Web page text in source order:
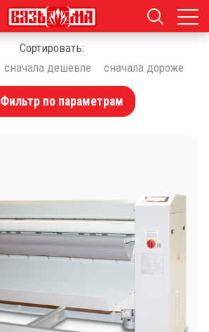
Сортировать:
сначала дешевле сначала дороже
Фильтр по параметрам